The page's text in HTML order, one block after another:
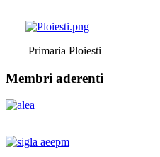
Primaria Ploiesti
Membri aderenti